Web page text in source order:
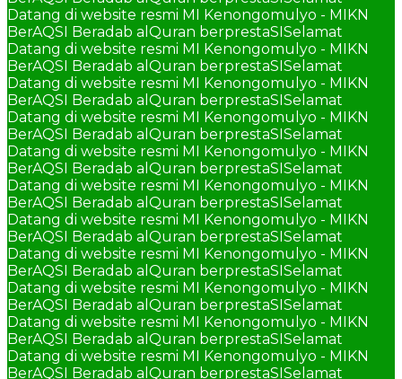
Datang di website resmi MI Kenongomulyo - MIKN
BerAQSI Beradab alQuran berprestaSISelamat
Datang di website resmi MI Kenongomulyo - MIKN
BerAQSI Beradab alQuran berprestaSISelamat
Datang di website resmi MI Kenongomulyo - MIKN
BerAQSI Beradab alQuran berprestaSISelamat
Datang di website resmi MI Kenongomulyo - MIKN
BerAQSI Beradab alQuran berprestaSISelamat
Datang di website resmi MI Kenongomulyo - MIKN
BerAQSI Beradab alQuran berprestaSISelamat
Datang di website resmi MI Kenongomulyo - MIKN
BerAQSI Beradab alQuran berprestaSISelamat
Datang di website resmi MI Kenongomulyo - MIKN
BerAQSI Beradab alQuran berprestaSISelamat
Datang di website resmi MI Kenongomulyo - MIKN
BerAQSI Beradab alQuran berprestaSISelamat
Datang di website resmi MI Kenongomulyo - MIKN
BerAQSI Beradab alQuran berprestaSISelamat
Datang di website resmi MI Kenongomulyo - MIKN
BerAQSI Beradab alQuran berprestaSISelamat
Datang di website resmi MI Kenongomulyo - MIKN
BerAQSI Beradab alQuran berprestaSISelamat